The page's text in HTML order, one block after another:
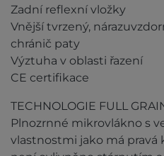
Zadní reflexní vložky
Vnější tvrzený,
chránič paty
Výztuha v oblasti řazení
CE certifikace
TECHNOLOGIE FULL
Plnozrnné mikrovlákno s
vlastnostmi jako má pravá